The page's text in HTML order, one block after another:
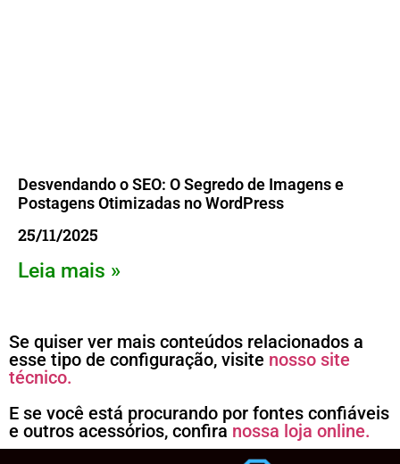
Desvendando o SEO: O Segredo de Imagens e
Postagens Otimizadas no WordPress
25/11/2025
Leia mais »
Se quiser ver mais conteúdos relacionados a
esse tipo de configuração, visite nosso site
técnico.
E se você está procurando por fontes confiáveis
e outros acessórios, confira nossa loja online.